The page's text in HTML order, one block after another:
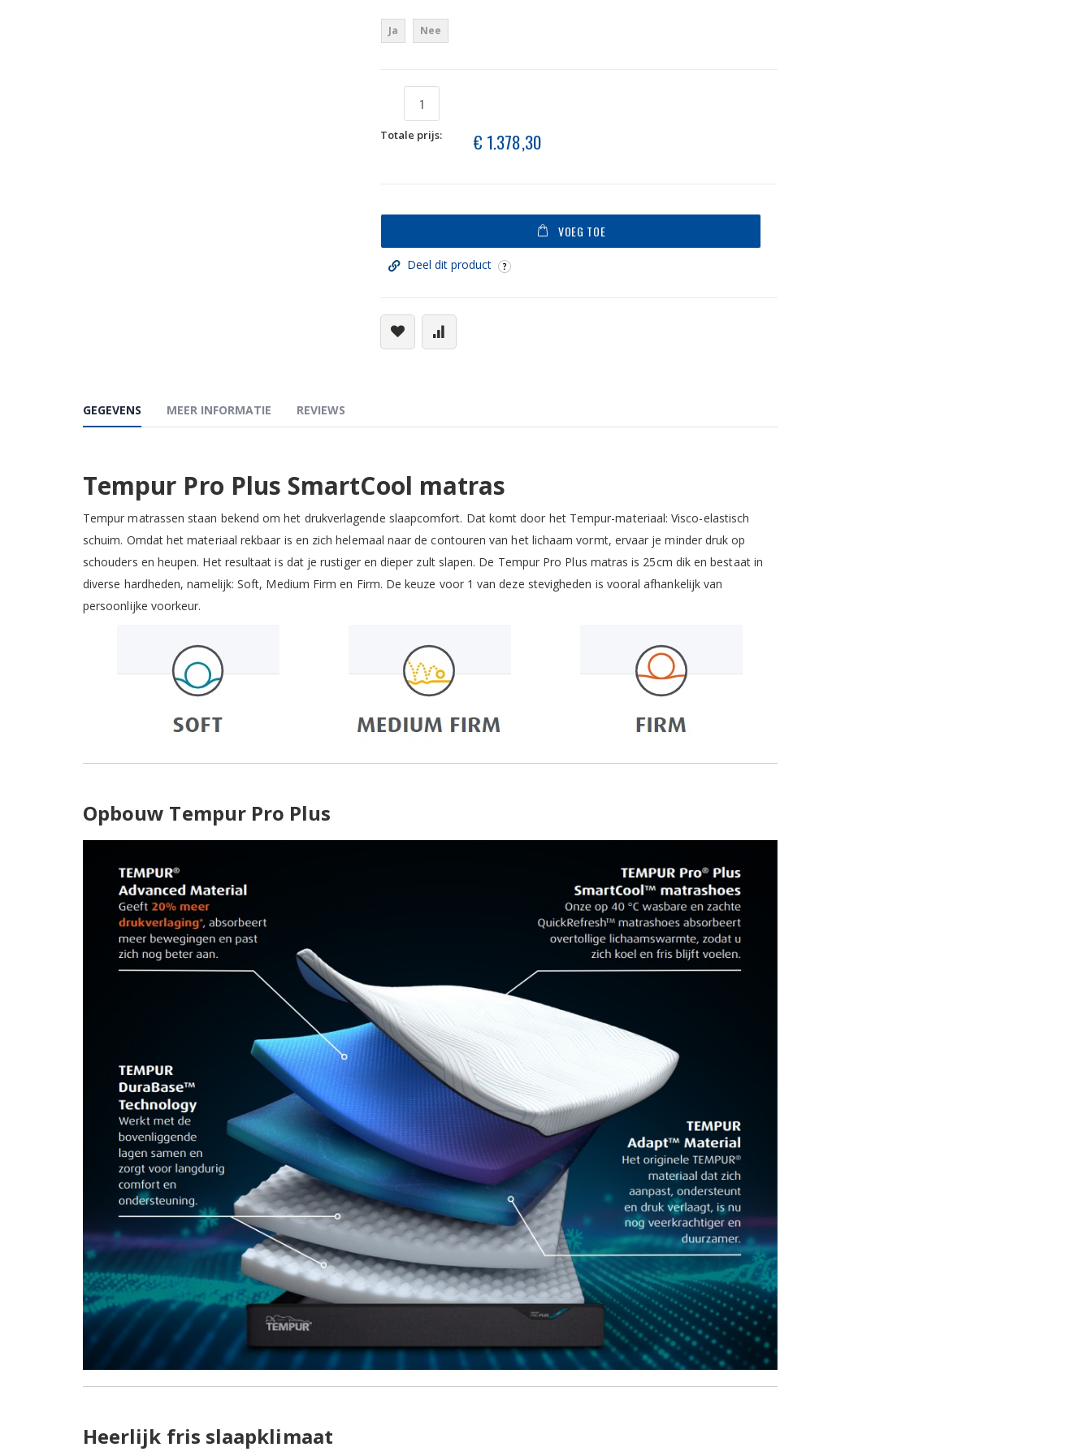
Ja Nee
Totale prijs: € 1.378,30
VOEG TOE
Deel dit product
GEGEVENS
Tempur Pro Plus SmartCool matras
Tempur matrassen staan bekend om het drukverlagende slaapcomfort. Dat komt door het Tempur-materiaal: Visco-elastisch
schuim. Omdat het materiaal rekbaar is en zich helemaal naar de contouren van het lichaam vormt, ervaar je minder druk op
schouders en heupen. Het resultaat is dat je rustiger en dieper zult slapen. De Tempur Pro Plus matras is 25cm dik en bestaat in
diverse hardheden, namelijk: Soft, Medium Firm en Firm. De keuze voor 1 van deze stevigheden is vooral afhankelijk van
persoonlijke voorkeur.
Opbouw Tempur Pro Plus
Heerlijk fris slaapklimaat
MEER INFORMATIE REVIEWS